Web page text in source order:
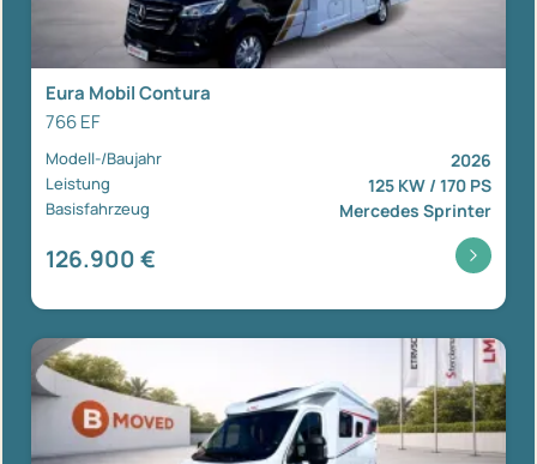
Eura Mobil Contura
766 EF
Modell-/Baujahr 2026
Leistung 125 KW / 170 PS
Basisfahrzeug Mercedes Sprinter
126.900 €